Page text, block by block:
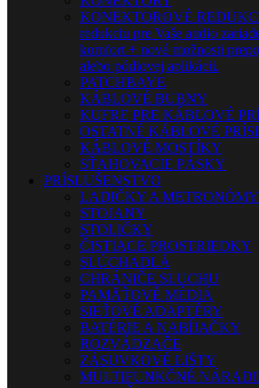
KONEKTOROVÉ
redukciu pre Vaše audio
komfort + nové možnosti
alebo pódiovej aplikácii.
PATCHBAYE
KÁBLOVÉ BUBNY
KUFRE PRE KÁBLOVÉ
OSTATNÉ KÁBLOVÉ
KÁBLOVÉ MOSTÍKY
SŤAHOVACIE PÁSKY
PRÍSLUŠENSTVO
LADIČKY A METRONÓMY
STOJANY
STOLIČKY
ČISTIACE PROSTRIEDKY
SLÚCHADLÁ
CHRÁNIČE SLUCHU
PAMÄŤOVÉ MÉDIÁ
SIEŤOVÉ ADAPTÉRY
BATÉRIE A NABÍJAČKY
ROZVÁDZAČE
ZÁSUVKOVÉ LIŠTY
MULTIFUNKČNÉ